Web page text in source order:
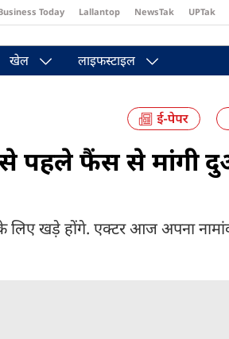
Today Lallantop NewsTak UPTak
खेल लाइफस्टाइल
से पहले फैंस से मांगी
लिए खड़े होंगे. एक्टर आज अपना